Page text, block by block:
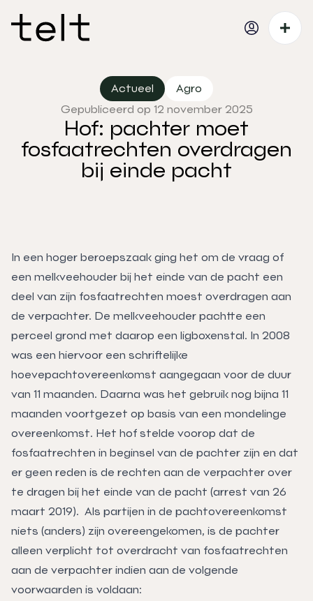
Actueel
Agro
Gepubliceerd op 12 november 2025
Hof: pachter moet
fosfaatrechten overdragen
bij einde pacht
In een hoger beroepszaak ging het om de vraag of
een melkveehouder bij het einde van de pacht een
deel van zijn fosfaatrechten moest overdragen aan
de verpachter. De melkveehouder pachtte een
perceel grond met daarop een ligboxenstal. In 2008
was een hiervoor een schriftelijke
hoevepachtovereenkomst aangegaan voor de duur
van 11 maanden. Daarna was het gebruik nog bijna 11
maanden voortgezet op basis van een mondelinge
overeenkomst. Het hof stelde voorop dat de
fosfaatrechten in beginsel van de pachter zijn en dat
er geen reden is de rechten aan de verpachter over
te dragen bij het einde van de pacht (arrest van 26
maart 2019). Als partijen in de pachtovereenkomst
niets (anders) zijn overeengekomen, is de pachter
alleen verplicht tot overdracht van fosfaatrechten
aan de verpachter indien aan de volgende
voorwaarden is voldaan: